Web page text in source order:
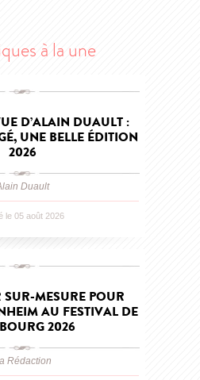
à la une
D’ALAIN DUAULT :
UNE BELLE ÉDITION
2026
Duault
le 05 août 2026
SUR-MESURE POUR
AU FESTIVAL DE
2026
Rédaction